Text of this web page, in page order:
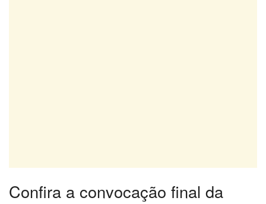
Confira a convocação final da